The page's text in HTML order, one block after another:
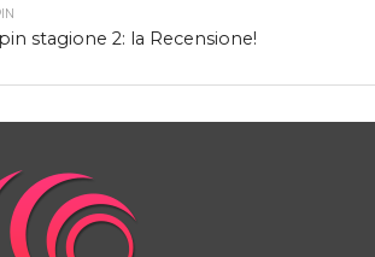
stagione 2: la Recensione!